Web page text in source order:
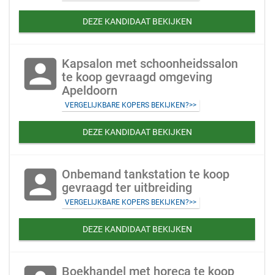
DEZE KANDIDAAT BEKIJKEN
account_box Kapsalon met schoonheidssalon
te koop gevraagd omgeving
Apeldoorn
VERGELIJKBARE KOPERS BEKIJKEN?>>
DEZE KANDIDAAT BEKIJKEN
account_box Onbemand tankstation te koop
gevraagd ter uitbreiding
VERGELIJKBARE KOPERS BEKIJKEN?>>
DEZE KANDIDAAT BEKIJKEN
Boekhandel met horeca te koop